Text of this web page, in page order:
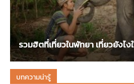
รวมฮิตที่เที่ยวในพัทยา เที่ยวยังไ
บทความน่ารู้